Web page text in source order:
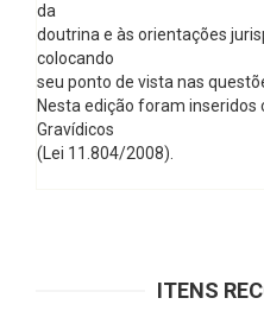
da
doutrina e às orientações
colocando
seu ponto de vista nas
Nesta edição foram
Gravídicos
(Lei 11.804/2008).
ITENS